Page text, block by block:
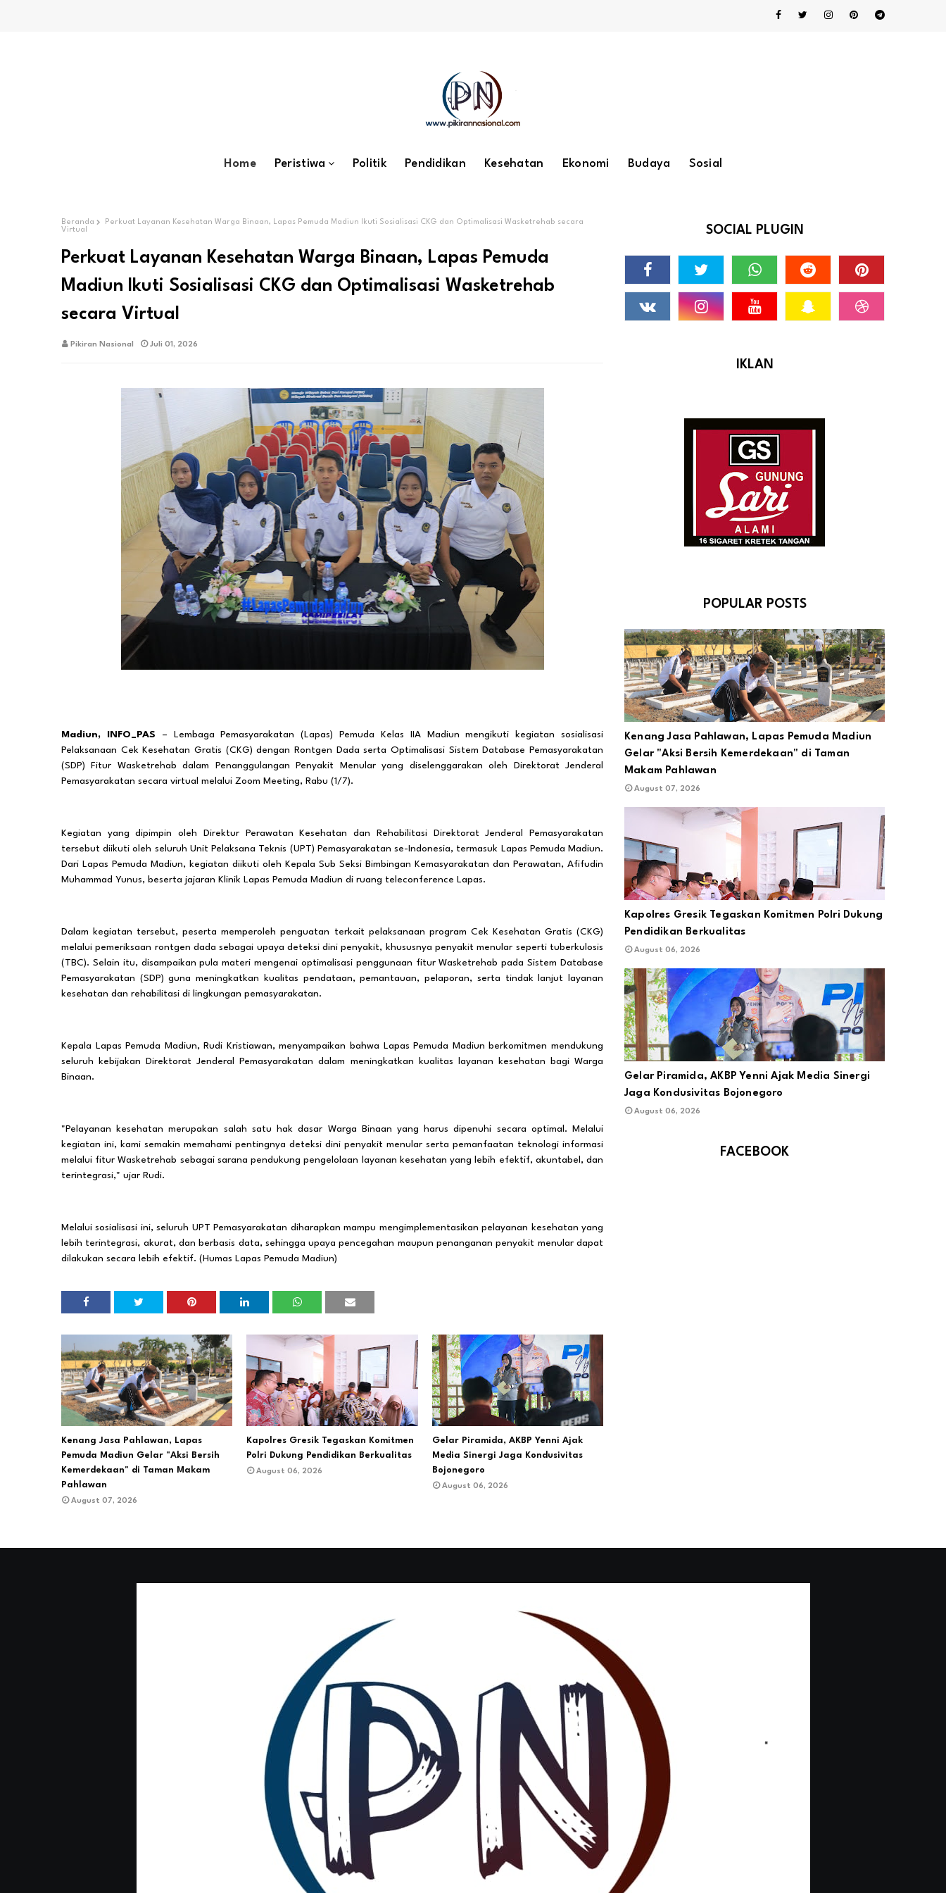
Home Peristiwa Politik Pendidikan Kesehatan Ekonomi Budaya Sosial
Beranda
Perkuat Layanan Kesehatan Warga Binaan, Lapas Pemuda Madiun Ikuti Sosialisasi CKG dan Optimalisasi Wasketrehab secara
Virtual
Perkuat Layanan Kesehatan Warga Binaan, Lapas Pemuda
Madiun Ikuti Sosialisasi CKG dan Optimalisasi Wasketrehab
secara Virtual
Pikiran Nasional Juli 01, 2026
Madiun, INFO_PAS – Lembaga Pemasyarakatan (Lapas) Pemuda Kelas IIA Madiun mengikuti kegiatan sosialisasi
Pelaksanaan Cek Kesehatan Gratis (CKG) dengan Rontgen Dada serta Optimalisasi Sistem Database Pemasyarakatan
(SDP) Fitur Wasketrehab dalam Penanggulangan Penyakit Menular yang diselenggarakan oleh Direktorat Jenderal
Pemasyarakatan secara virtual melalui Zoom Meeting, Rabu (1/7).
Kegiatan yang dipimpin oleh Direktur Perawatan Kesehatan dan Rehabilitasi Direktorat Jenderal Pemasyarakatan
tersebut diikuti oleh seluruh Unit Pelaksana Teknis (UPT) Pemasyarakatan se-Indonesia, termasuk Lapas Pemuda Madiun.
Dari Lapas Pemuda Madiun, kegiatan diikuti oleh Kepala Sub Seksi Bimbingan Kemasyarakatan dan Perawatan, Afifudin
Muhammad Yunus, beserta jajaran Klinik Lapas Pemuda Madiun di ruang teleconference Lapas.
Dalam kegiatan tersebut, peserta memperoleh penguatan terkait pelaksanaan program Cek Kesehatan Gratis (CKG)
melalui pemeriksaan rontgen dada sebagai upaya deteksi dini penyakit, khususnya penyakit menular seperti tuberkulosis
(TBC). Selain itu, disampaikan pula materi mengenai optimalisasi penggunaan fitur Wasketrehab pada Sistem Database
Pemasyarakatan (SDP) guna meningkatkan kualitas pendataan, pemantauan, pelaporan, serta tindak lanjut layanan
kesehatan dan rehabilitasi di lingkungan pemasyarakatan.
Kepala Lapas Pemuda Madiun, Rudi Kristiawan, menyampaikan bahwa Lapas Pemuda Madiun berkomitmen mendukung
seluruh kebijakan Direktorat Jenderal Pemasyarakatan dalam meningkatkan kualitas layanan kesehatan bagi Warga
Binaan.
"Pelayanan kesehatan merupakan salah satu hak dasar Warga Binaan yang harus dipenuhi secara optimal. Melalui
kegiatan ini, kami semakin memahami pentingnya deteksi dini penyakit menular serta pemanfaatan teknologi informasi
melalui fitur Wasketrehab sebagai sarana pendukung pengelolaan layanan kesehatan yang lebih efektif, akuntabel, dan
terintegrasi," ujar Rudi.
Melalui sosialisasi ini, seluruh UPT Pemasyarakatan diharapkan mampu mengimplementasikan pelayanan kesehatan yang
lebih terintegrasi, akurat, dan berbasis data, sehingga upaya pencegahan maupun penanganan penyakit menular dapat
dilakukan secara lebih efektif. (Humas Lapas Pemuda Madiun)
Kenang Jasa Pahlawan, Lapas
Pemuda Madiun Gelar "Aksi Bersih
Kemerdekaan" di Taman Makam
Pahlawan
August 07, 2026
Kapolres Gresik Tegaskan Komitmen
Polri Dukung Pendidikan Berkualitas
August 06, 2026
Gelar Piramida, AKBP Yenni Ajak
Media Sinergi Jaga Kondusivitas
Bojonegoro
August 06, 2026
SOCIAL PLUGIN
IKLAN
POPULAR POSTS
Kenang Jasa Pahlawan, Lapas Pemuda Madiun
Gelar "Aksi Bersih Kemerdekaan" di Taman
Makam Pahlawan
August 07, 2026
Kapolres Gresik Tegaskan Komitmen Polri Dukung
Pendidikan Berkualitas
August 06, 2026
Gelar Piramida, AKBP Yenni Ajak Media Sinergi
Jaga Kondusivitas Bojonegoro
August 06, 2026
FACEBOOK